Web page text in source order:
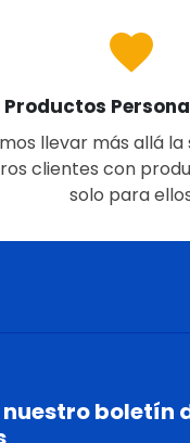
favorite
Productos
llevar más allá
clientes con
solo para
boletín